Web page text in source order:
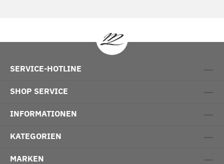
SERVICE-HOTLINE
SHOP SERVICE
INFORMATIONEN
KATEGORIEN
MARKEN